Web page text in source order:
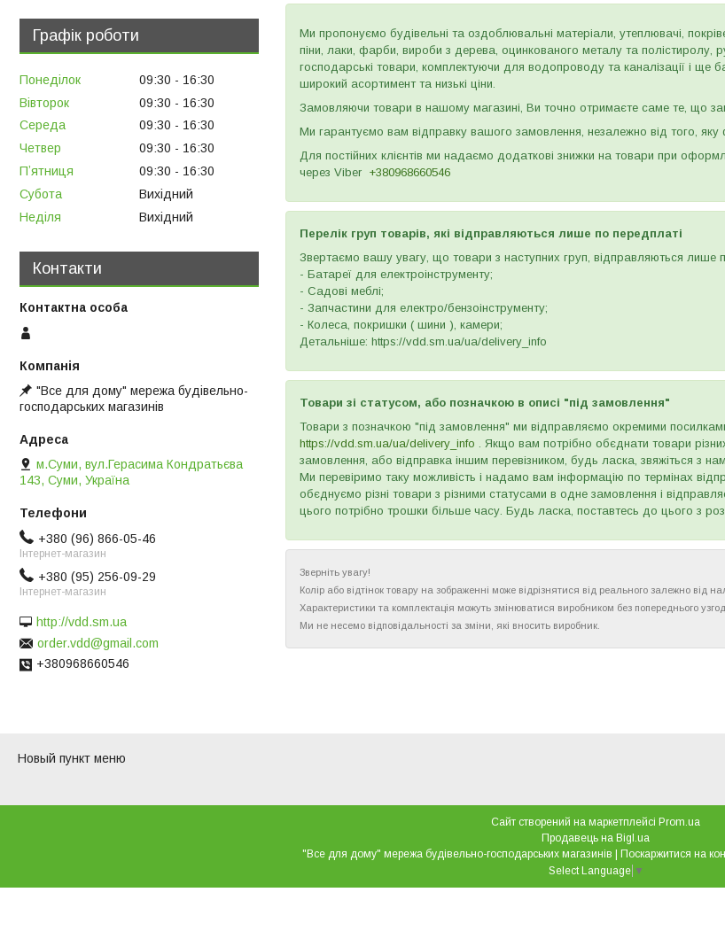
Ми пропонуємо будівельні та оздоблювальні матеріали, утеплювачі,
піни, лаки, фарби, вироби з дерева, оцинкованого металу та полістиролу,
господарські товари, комплектуючи для водопроводу та каналізації і ще
широкий асортимент та низькі ціни.
Замовляючи товари в нашому магазині, Ви точно отримаєте саме те, що
Ми гарантуємо вам відправку вашого замовлення, незалежно від того,
Для постійних клієнтів ми надаємо додаткові знижки на товари при
через Viber +380968660546
Перелік груп товарів, які відправляються лише по передплаті
Звертаємо вашу увагу, що товари з наступних груп, відправляються лише
- Батареї для електроінструменту;
- Садові меблі;
- Запчастини для електро/бензоінструменту;
- Колеса, покришки ( шини ), камери;
Детальніше: https://vdd.sm.ua/ua/delivery_info
Товари зі статусом, або позначкою в описі "під замовлення"
Товари з позначкою "під замовлення" ми відправляємо окремими
https://vdd.sm.ua/ua/delivery_info . Якщо вам потрібно обєднати товари
замовлення, або відправка іншим перевізником, будь ласка, звяжіться з
Ми перевіримо таку можливість і надамо вам інформацію по термінах
обєднуємо різні товари з різними статусами в одне замовлення і
цього потрібно трошки більше часу. Будь ласка, поставтесь до цього з
Зверніть увагу!
Колір або відтінок товару на зображенні може відрізнятися від реального залежно від
Характеристики та комплектація можуть змінюватися виробником без попереднього
Ми не несемо відповідальності за зміни, які вносить виробник.
Графік роботи
Понеділок 09:30
16:30
Вівторок
09:30
16:30
Середа
09:30
16:30
Четвер
09:30
16:30
Пʼятниця
09:30
16:30
Субота
Вихідний
Неділя
Вихідний
Контакти
"Все для дому" мережа будівельно-
господарських магазинів
м.Суми, вул.Герасима Кондратьєва
143, Суми, Україна
+380 (96) 866-05-46
Інтернет-магазин
+380 (95) 256-09-29
Інтернет-магазин
http://vdd.sm.ua
order.vdd@gmail.com
+380968660546
Новый пункт меню
Сайт створений на маркетплейсі Prom.ua
Продавець на Bigl.ua
Поскаржитися на
Select Language ▼